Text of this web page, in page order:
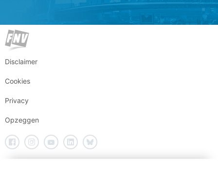
Disclaimer
Cookies
Privacy
Opzeggen